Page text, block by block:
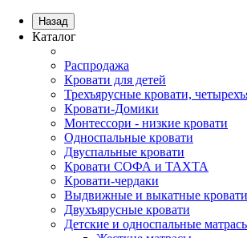
Назад
Каталог
Распродажа
Кровати для детей
Трехъярусные кровати,
Кровати-Домики
Монтессори - низкие кровати
Односпальные кровати
Двуспальные кровати
Кровати СОФА и ТАХТА
Кровати-чердаки
Выдвижные и выкатные кровати
Двухъярусные кровати
Детские и односпальные